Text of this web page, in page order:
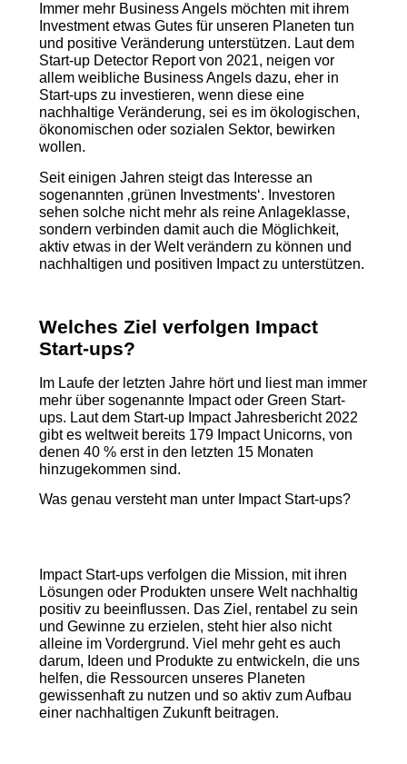
Immer mehr Business Angels möchten mit ihrem
Investment etwas Gutes für unseren Planeten tun
und positive Veränderung unterstützen. Laut dem
Start-up Detector Report von 2021, neigen vor
allem weibliche Business Angels dazu, eher in
Start-ups zu investieren, wenn diese eine
nachhaltige Veränderung, sei es im ökologischen,
ökonomischen oder sozialen Sektor, bewirken
wollen.
Seit einigen Jahren steigt das Interesse an
sogenannten ‚grünen Investments‘. Investoren
sehen solche nicht mehr als reine Anlageklasse,
sondern verbinden damit auch die Möglichkeit,
aktiv etwas in der Welt verändern zu können und
nachhaltigen und positiven Impact zu unterstützen.
Welches Ziel verfolgen Impact
Start-ups?
Im Laufe der letzten Jahre hört und liest man immer
mehr über sogenannte Impact oder Green Start-
ups. Laut dem Start-up Impact Jahresbericht 2022
gibt es weltweit bereits 179 Impact Unicorns, von
denen 40 % erst in den letzten 15 Monaten
hinzugekommen sind.
Was genau versteht man unter Impact Start-ups?
Impact Start-ups verfolgen die Mission, mit ihren
Lösungen oder Produkten unsere Welt nachhaltig
positiv zu beeinflussen. Das Ziel, rentabel zu sein
und Gewinne zu erzielen, steht hier also nicht
alleine im Vordergrund. Viel mehr geht es auch
darum, Ideen und Produkte zu entwickeln, die uns
helfen, die Ressourcen unseres Planeten
gewissenhaft zu nutzen und so aktiv zum Aufbau
einer nachhaltigen Zukunft beitragen.